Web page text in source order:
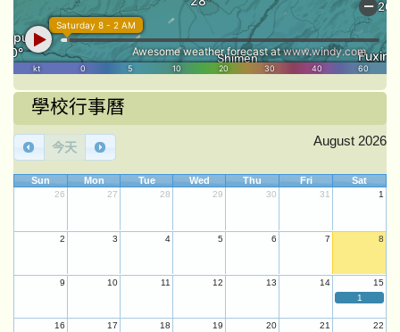
學校行事曆
今天 August 2026
Sun Mon Tue Wed Thu Fri Sat
26 27 28 29 30 31 1
2 3 4 5 6 7 8
9 10 11 12 13 14
15
1
16 17 18 19 20 21
22